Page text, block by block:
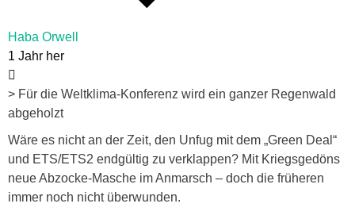
Haba Orwell
1 Jahr her
> Für die Weltklima-Konferenz wird ein ganzer Regenwald
abgeholzt
Wäre es nicht an der Zeit, den Unfug mit dem „Green Deal“
und ETS/ETS2 endgültig zu verklappen? Mit Kriegsgedöns
neue Abzocke-Masche im Anmarsch – doch die früheren
immer noch nicht überwunden.